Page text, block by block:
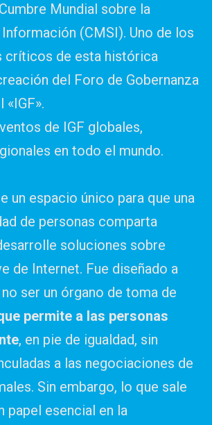
Mundial sobre la
(CMSI). Uno de los
críticos de esta histórica
del Foro de Gobernanza
«IGF».
de IGF globales,
en todo el mundo.
un espacio único para que una
de personas comparta
soluciones sobre
de Internet. Fue diseñado a
ser un órgano de toma de
permite a las personas
, en pie de igualdad, sin
a las negociaciones de
Sin embargo, lo que sale
papel esencial en la